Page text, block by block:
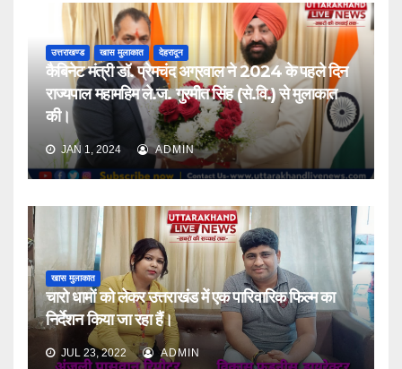
उत्तराखण्ड खास मुलाकात देहरादून
कैबिनेट मंत्री डॉ. प्रेमचंद अग्रवाल ने 2024 के पहले दिन
राज्यपाल महामहिम ले.ज. गुरमीत सिंह (से.वि.) से मुलाकात
की।
JAN 1, 2024 ADMIN
खास मुलाकात
चारो धामों को लेकर उत्तराखंड में एक पारिवारिक फिल्म का
निर्देशन किया जा रहा हैं।
JUL 23, 2022 ADMIN